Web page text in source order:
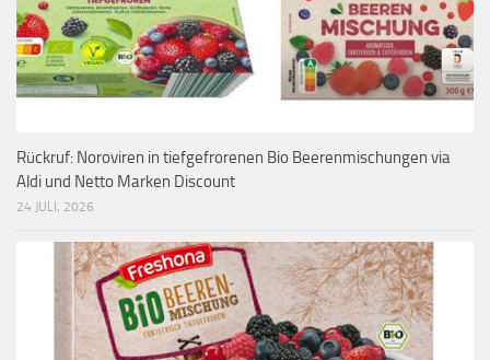
Rückruf: Noroviren in tiefgefrorenen Bio Beerenmischungen via
Aldi und Netto Marken Discount
24 JULI, 2026